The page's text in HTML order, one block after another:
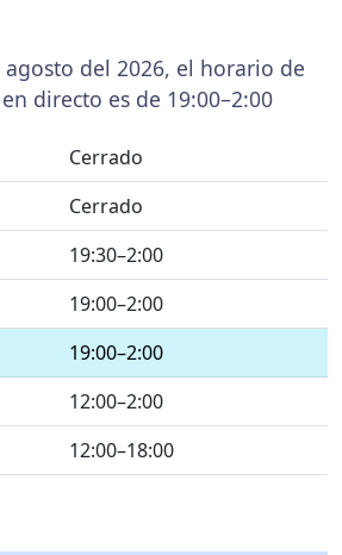
agosto del 2026, el horario de
directo es de 19:00–2:00
Cerrado
Cerrado
19:30–2:00
19:00–2:00
19:00–2:00
12:00–2:00
12:00–18:00